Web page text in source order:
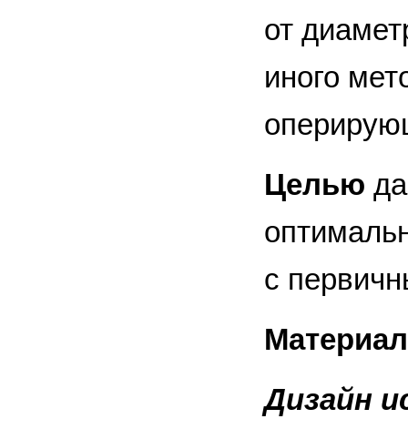
от
иного
Целью
с
Дизайн